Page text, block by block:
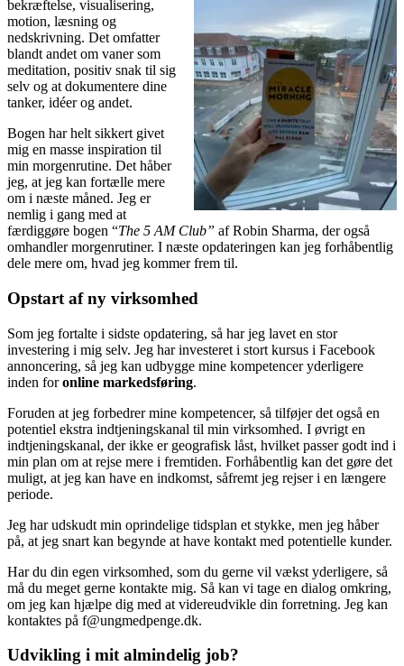
bekræftelse, visualisering,
motion, læsning og
nedskrivning. Det omfatter
blandt andet om vaner som
meditation, positiv snak til sig
selv og at dokumentere dine
tanker, idéer og andet.
Bogen har helt sikkert givet
mig en masse inspiration til
min morgenrutine. Det håber
jeg, at jeg kan fortælle mere
om i næste måned. Jeg er
nemlig i gang med at
færdiggøre bogen “The 5 AM Club” af Robin Sharma, der også
omhandler morgenrutiner. I næste opdateringen kan jeg forhåbentlig
dele mere om, hvad jeg kommer frem til.
Opstart af ny virksomhed
Som jeg fortalte i sidste opdatering, så har jeg lavet en stor
investering i mig selv. Jeg har investeret i stort kursus i Facebook
annoncering, så jeg kan udbygge mine kompetencer yderligere
inden foronline markedsføring.
Foruden at jeg forbedrer mine kompetencer, så tilføjer det også en
potentiel ekstra indtjeningskanal til min virksomhed. I øvrigt en
indtjeningskanal, der ikke er geografisk låst, hvilket passer godt ind i
min plan om at rejse mere i fremtiden. Forhåbentlig kan det gøre det
muligt, at jeg kan have en indkomst, såfremt jeg rejser i en længere
periode.
Jeg har udskudt min oprindelige tidsplan et stykke, men jeg håber
på, at jeg snart kan begynde at have kontakt med potentielle kunder.
Har du din egen virksomhed, som du gerne vil vækst yderligere, så
må du meget gerne kontakte mig. Så kan vi tage en dialog omkring,
om jeg kan hjælpe dig med at videreudvikle din forretning. Jeg kan
kontaktes på f@ungmedpenge.dk.
Udvikling i mit almindelig job?